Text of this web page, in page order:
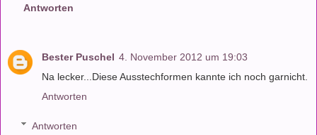
Antworten
Bester Puschel 4. November 2012 um 19:03
Na lecker...Diese Ausstechformen kannte ich noch garnicht.
Antworten
Antworten